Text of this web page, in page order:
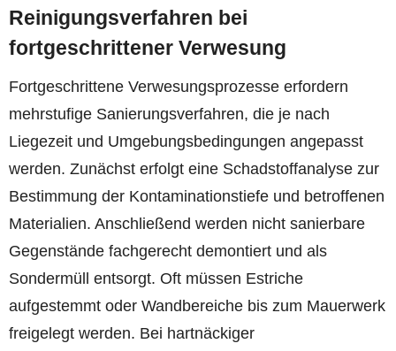
Reinigungsverfahren bei
fortgeschrittener Verwesung
Fortgeschrittene Verwesungsprozesse erfordern
mehrstufige Sanierungsverfahren, die je nach
Liegezeit und Umgebungsbedingungen angepasst
werden. Zunächst erfolgt eine Schadstoffanalyse zur
Bestimmung der Kontaminationstiefe und betroffenen
Materialien. Anschließend werden nicht sanierbare
Gegenstände fachgerecht demontiert und als
Sondermüll entsorgt. Oft müssen Estriche
aufgestemmt oder Wandbereiche bis zum Mauerwerk
freigelegt werden. Bei hartnäckiger